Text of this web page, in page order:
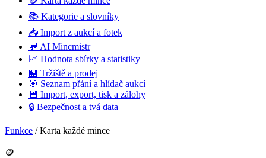
📚 Kategorie a slovníky
📥 Import z aukcí a fotek
💬 AI Mincmistr
📈 Hodnota sbírky a statistiky
🏪 Tržiště a prodej
🎯 Seznam přání a hlídač aukcí
💾 Import, export, tisk a zálohy
🔒 Bezpečnost a tvá data
Funkce / Karta každé mince
🪙